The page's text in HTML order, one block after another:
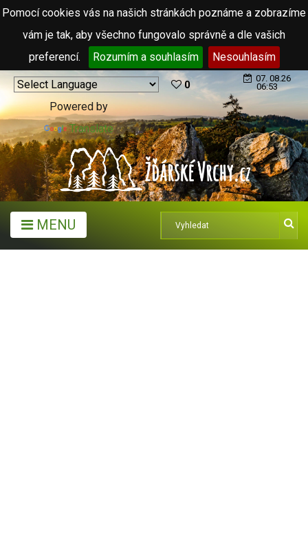
Pomocí cookies vás na našich stránkách poznáme a zobrazíme
vám je tak, aby všechno fungovalo správně a dle vašich
preferencí.
Rozumím a souhlasím Nesouhlasím
Powered by
Translate
0
07. 08.26
06:53
MENU